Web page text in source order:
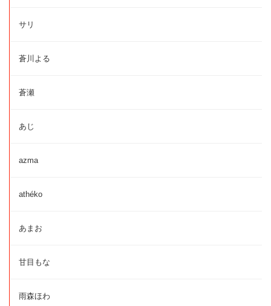
サリ
蒼川よる
蒼瀬
あじ
azma
athéko
あまお
甘目もな
雨森ほわ